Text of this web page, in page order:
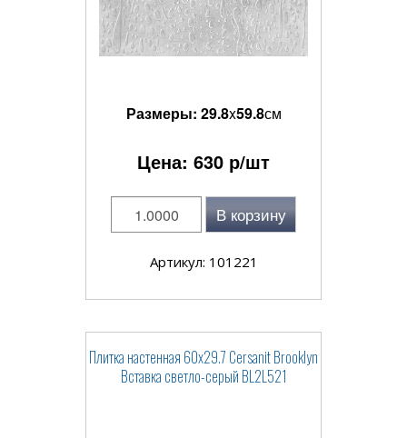
Размеры: 29.8x59.8см
Цена: 630 р/шт
В корзину
Артикул: 101221
Плитка настенная 60x29.7 Cersanit Brooklyn
Вставка светло-серый BL2L521